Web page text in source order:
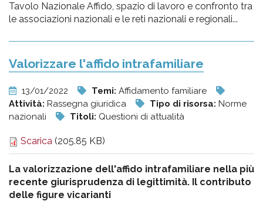
Tavolo Nazionale Affido, spazio di lavoro e confronto tra
le associazioni nazionali e le reti nazionali e regionali...
Valorizzare l'affido intrafamiliare
13/01/2022 Temi: Affidamento familiare
Attività: Rassegna giuridica Tipo di risorsa: Norme
nazionali
Titoli: Questioni di attualità
Scarica (205.85 KB)
La valorizzazione dell'affido intrafamiliare nella più
recente giurisprudenza di legittimità. Il contributo
delle figure vicarianti